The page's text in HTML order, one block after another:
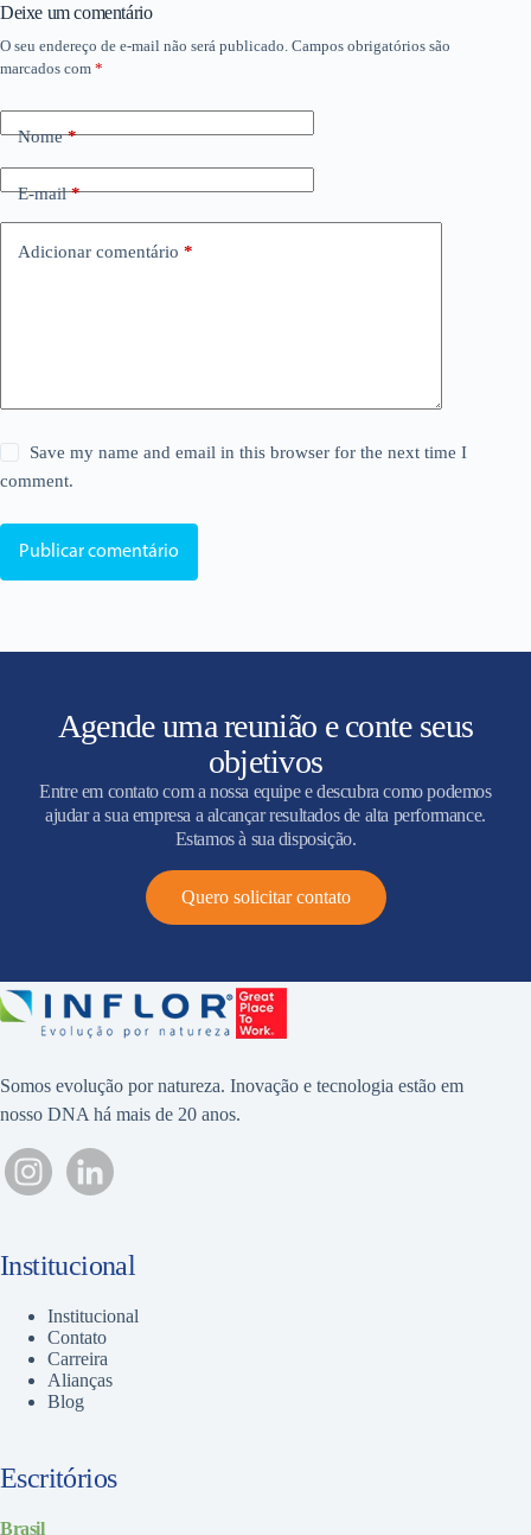
Deixe um comentário
O seu endereço de e-mail não será publicado. Campos obrigatórios são
marcados com *
Nome*
E-mail*
Adicionar comentário *
Save my name and email in this browser for the next time I
comment.
Publicar comentário
Agende uma reunião e conte seus
objetivos
Entre em contato com a nossa equipe e descubra como podemos
ajudar a sua empresa a alcançar resultados de alta performance.
Estamos à sua disposição.
Quero solicitar contato
Somos evolução por natureza. Inovação e tecnologia estão em
nosso DNA há mais de 20 anos.
Institucional
Institucional
Contato
Carreira
Alianças
Blog
Escritórios
Brasil